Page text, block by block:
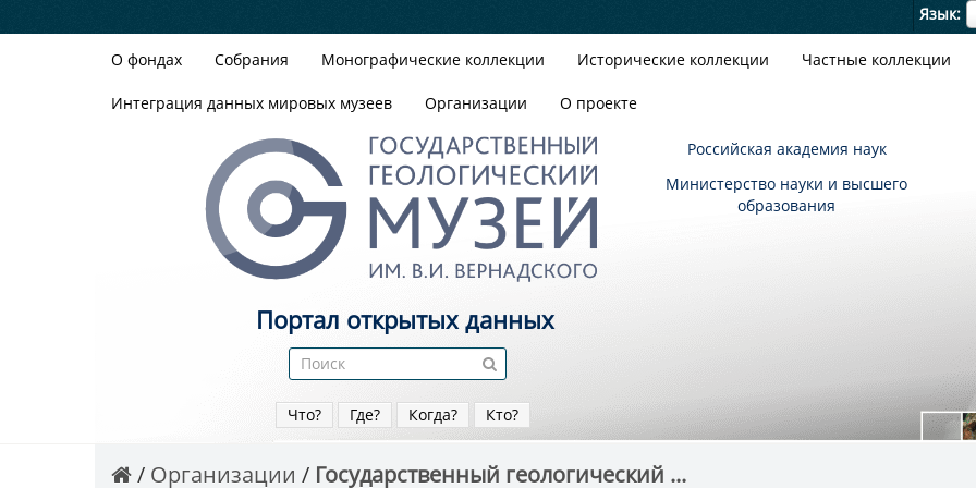
Язык
О фондах Собрания Монографические коллекции Исторические коллекции Частные коллекции
Интеграция данных мировых музеев Организации О проекте
Российская академия наук
Министерство науки и высшего
образования
Портал открытых данных
Что? Где? Когда? Кто?
Организации Государственный геологический ...